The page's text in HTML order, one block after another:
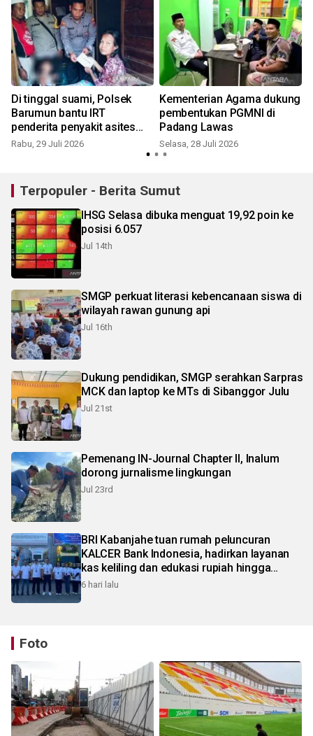
Di tinggal suami, Polsek
Barumun bantu IRT
penderita penyakit asites
dan ganguan jantung
Rabu, 29 Juli 2026
Kementerian Agama dukung
pembentukan PGMNI di
Padang Lawas
Selasa, 28 Juli 2026
Terpopuler - Berita Sumut
IHSG Selasa dibuka menguat 19,92 poin ke
posisi 6.057
Jul 14th
SMGP perkuat literasi kebencanaan siswa di
wilayah rawan gunung api
Jul 16th
Dukung pendidikan, SMGP serahkan Sarpras
MCK dan laptop ke MTs di Sibanggor Julu
Jul 21st
Pemenang IN-Journal Chapter II, Inalum
dorong jurnalisme lingkungan
Jul 23rd
BRI Kabanjahe tuan rumah peluncuran
KALCER Bank Indonesia, hadirkan layanan
kas keliling dan edukasi rupiah hingga
pelosok Karo
6 hari lalu
Foto